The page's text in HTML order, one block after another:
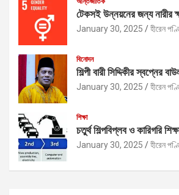
টেকসই উন্নয়নের জন্য নারীর
January 30, 2025 হীরেন
বিনোদন
শিল্পী বারী সিদ্দিকীর স্বপ্নের
January 30, 2025 হীরেন
শিক্ষা
চতুর্থ শিল্পবিপ্লব ও কারিগরি
January 30, 2025 হীরেন